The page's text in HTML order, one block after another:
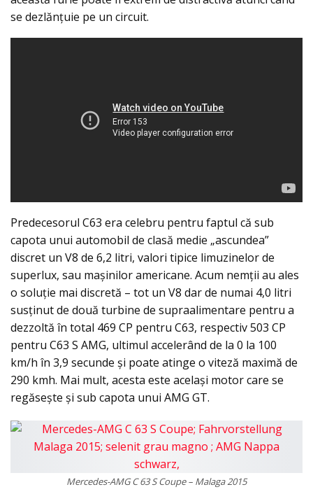
se dezlănțuie pe un circuit.
Predecesorul C63 era celebru pentru faptul că sub
capota unui automobil de clasă medie „ascundea”
discret un V8 de 6,2 litri, valori tipice limuzinelor de
superlux, sau mașinilor americane. Acum nemții au ales
o soluție mai discretă – tot un V8 dar de numai 4,0 litri
susținut de două turbine de supraalimentare pentru a
dezzoltă în total 469 CP pentru C63, respectiv 503 CP
pentru C63 S AMG, ultimul accelerând de la 0 la 100
km/h în 3,9 secunde și poate atinge o viteză maximă de
290 kmh. Mai mult, acesta este același motor care se
regăsește și sub capota unui AMG GT.
Mercedes-AMG C 63 S Coupe – Malaga 2015